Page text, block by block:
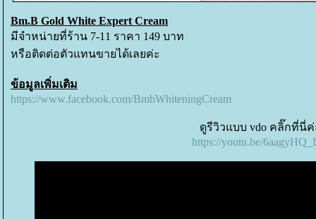
Bm.B Gold White Expert Cream
มีจำหน่ายที่ร้าน 7-11 ราคา 149 บาท
หรือติดต่อตัวแทนขายได้เลยค่ะ
ข้อมูลเพิ่มเติม
https://www.facebook.com/BmbWhiteningCream
ดูรีวิวแบบ vdo คลิ๊กที่นี่
https://youtu.be/